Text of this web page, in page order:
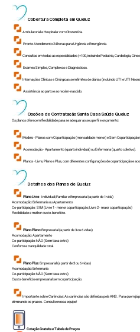
Cobertura Completa emQueluz
Ambulatorial e Hospitalar com Obstetrícia.
Pronto Atendimento 24 horas para Urgência e Emergência.
Consultas em todas as especialidades (+100, incluindo Pediatria, Cardiologia,
Exames Simples, Complexos e Diagnósticos.
Internações Clínicas e Cirúrgicas sem limites de diárias (incluindo UTI e UTI
Assistência ao parto e ao recém-nascido.
Opções de Contratação Santa Casa SaúdeQueluz
Os planos oferecem flexibilidade para se adequar ao seu perfil e orçamento:
Modelo - Planos com Coparticipação (mensalidade menor) e Sem Coparticipação
Acomodação - Apartamento (quarto individual) ou Enfermaria (quarto coletivo).
Planos - Livre, Pleno e Plus, com diferentes configurações de coparticipação e
Detalhes dos Planos deQueluz
Plano Livre: Individual/Familiar e Empresarial (a partir de 1 vida)
Acomodação: Enfermaria ou Apartamento
Co-participação: SIM (Livre 1 - menor coparticipação; Livre 2 - maior coparticipação)
Flexibilidade e melhor custo-benefício.
Plano Pleno:Empresarial (a partir de 3 ou 6 vidas)
Acomodação: Apartamento
Co-participação: NÃO (Sem taxa extra)
Conforto e tranquilidade total.
Plano Plus: Empresarial (a partir de 3 ou 6 vidas)
Acomodação: Enfermaria
Co-participação: NÃO (Sem taxa extra)
Custo-benefício empresarial sem coparticipação.
Importante sobre Carências: As carências são definidas pela ANS. Para quem já
eliminando os prazos. Consulte nossa equipe!
Cotação Gratuita e Tabela de Preços